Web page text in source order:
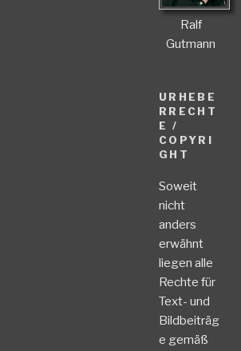
Ralf
Gutmann
URHEBE
RRECHT
E /
COPYRI
GHT
Soweit
nicht
anders
erwähnt
liegen alle
Rechte für
Text- und
Bildbeiträg
e gemäß